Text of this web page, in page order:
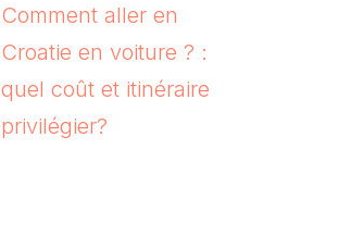
Comment aller en
Croatie en voiture ? :
quel coût et itinéraire
privilégier?